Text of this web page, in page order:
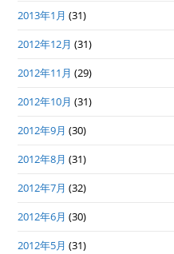
2013年1月 (31)
2012年12月 (31)
2012年11月 (29)
2012年10月 (31)
2012年9月 (30)
2012年8月 (31)
2012年7月 (32)
2012年6月 (30)
2012年5月 (31)